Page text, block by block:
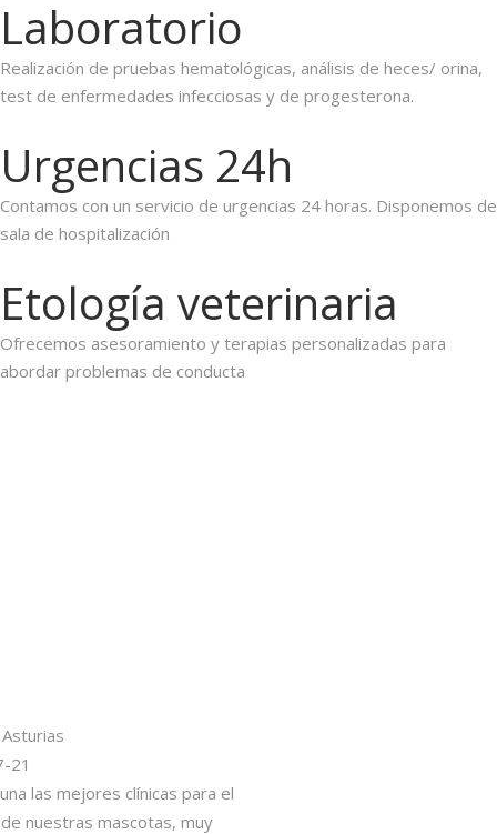
Laboratorio
Realización de pruebas hematológicas, análisis de heces/ orina,
test de enfermedades infecciosas y de progesterona.
Urgencias 24h
Contamos con un servicio de urgencias 24 horas. Disponemos de
sala de hospitalización
Etología veterinaria
Ofrecemos asesoramiento y terapias personalizadas para
abordar problemas de conducta
para el
muy